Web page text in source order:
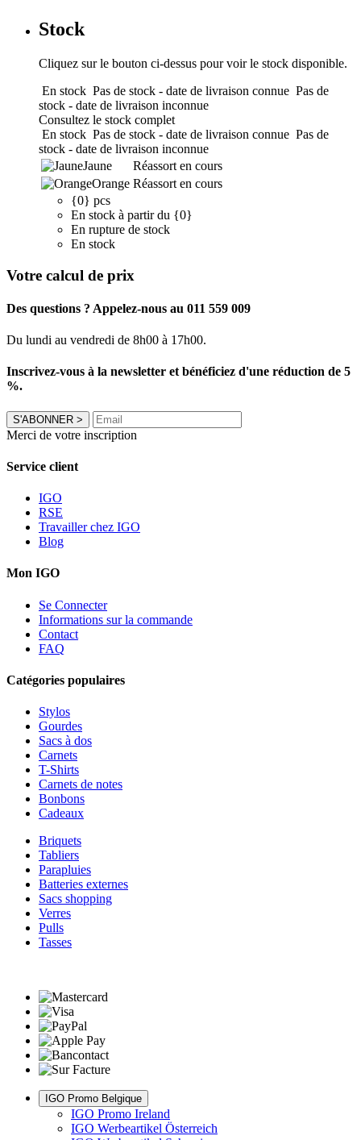
Stock
Cliquez sur le bouton ci-dessus pour voir le stock disponible.
En stock Pas de stock - date de livraison connue Pas de
stock - date de livraison inconnue
Consultez le stock complet
En stock Pas de stock - date de livraison connue Pas de
stock - date de livraison inconnue
Jaune
Réassort en cours
Orange Réassort en cours
{0} pcs
En stock à partir du {0}
En rupture de stock
En stock
Votre calcul de prix
Des questions ? Appelez-nous au 011 559 009
Du lundi au vendredi de 8h00 à 17h00.
Inscrivez-vous à la newsletter et bénéficiez d'une réduction de 5
%.
S'ABONNER >
Merci de votre inscription
Service client
IGO
RSE
Travailler chez IGO
Blog
Mon IGO
Se Connecter
Informations sur la commande
Contact
FAQ
Catégories populaires
Stylos
Gourdes
Sacs à dos
Carnets
T-Shirts
Carnets de notes
Bonbons
Cadeaux
Briquets
Tabliers
Parapluies
Batteries externes
Sacs shopping
Verres
Pulls
Tasses
IGO Promo Belgique
IGO Promo Ireland
IGO Werbeartikel Österreich